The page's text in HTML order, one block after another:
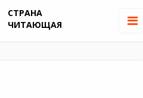
СТРАНА
ЧИТАЮЩАЯ